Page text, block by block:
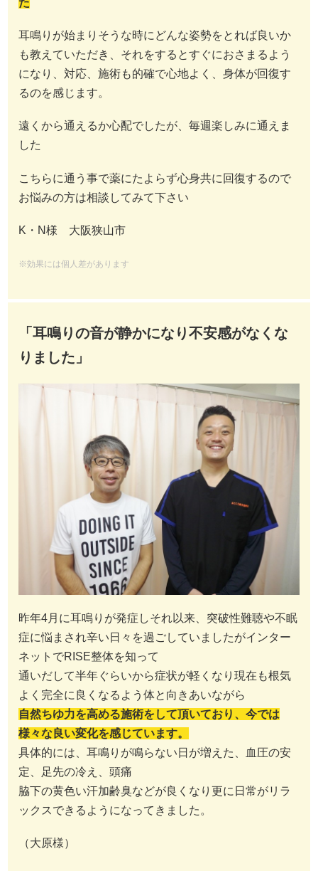
た
耳鳴りが始まりそうな時にどんな姿勢をとれば良いか
も教えていただき、それをするとすぐにおさまるよう
になり、対応、施術も的確で心地よく、身体が回復す
るのを感じます。
遠くから通えるか心配でしたが、毎週楽しみに通えま
した
こちらに通う事で薬にたよらず心身共に回復するので
お悩みの方は相談してみて下さい
K・N様 大阪狭山市
※効果には個人差があります
「耳鳴りの音が静かになり不安感がなくな
りました」
昨年4月に耳鳴りが発症しそれ以来、突破性難聴や不眠
症に悩まされ辛い日々を過ごしていましたがインター
ネットでRISE整体を知って
通いだして半年ぐらいから症状が軽くなり現在も根気
よく完全に良くなるよう体と向きあいながら
自然ちゆ力を高める施術をして頂いており、今では
様々な良い変化を感じています。
具体的には、耳鳴りが鳴らない日が増えた、血圧の安
定、足先の冷え、頭痛
脇下の黄色い汗加齢臭などが良くなり更に日常がリラ
ックスできるようになってきました。
（大原様）